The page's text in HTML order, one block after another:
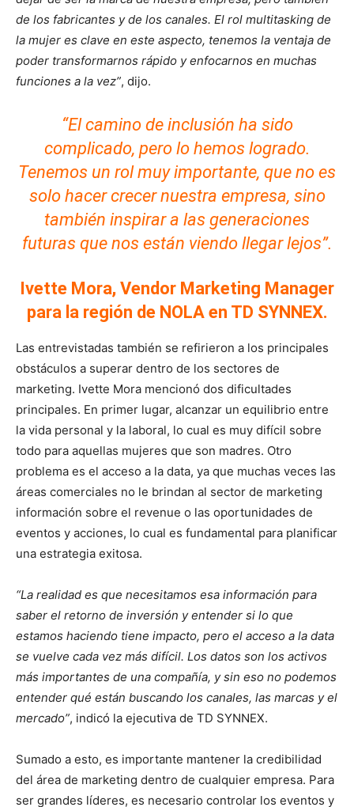
de los fabricantes y de los canales. El rol multitasking de
la mujer es clave en este aspecto, tenemos la ventaja de
poder transformarnos rápido y enfocarnos en muchas
funciones a la vez”, dijo.
“El camino de inclusión ha sido
complicado, pero lo hemos logrado.
Tenemos un rol muy importante, que no es
solo hacer crecer nuestra empresa, sino
también inspirar a las generaciones
futuras que nos están viendo llegar lejos”.
Ivette Mora, Vendor Marketing Manager
para la región de NOLA en TD SYNNEX.
Las entrevistadas también se refirieron a los principales
obstáculos a superar dentro de los sectores de
marketing. Ivette Mora mencionó dos dificultades
principales. En primer lugar, alcanzar un equilibrio entre
la vida personal y la laboral, lo cual es muy difícil sobre
todo para aquellas mujeres que son madres. Otro
problema es el acceso a la data, ya que muchas veces las
áreas comerciales no le brindan al sector de marketing
información sobre el revenue o las oportunidades de
eventos y acciones, lo cual es fundamental para planificar
una estrategia exitosa.
“La realidad es que necesitamos esa información para
saber el retorno de inversión y entender si lo que
estamos haciendo tiene impacto, pero el acceso a la data
se vuelve cada vez más difícil. Los datos son los activos
más importantes de una compañía, y sin eso no podemos
entender qué están buscando los canales, las marcas y el
mercado”, indicó la ejecutiva de TD SYNNEX.
Sumado a esto, es importante mantener la credibilidad
del área de marketing dentro de cualquier empresa. Para
ser grandes líderes, es necesario controlar los eventos y